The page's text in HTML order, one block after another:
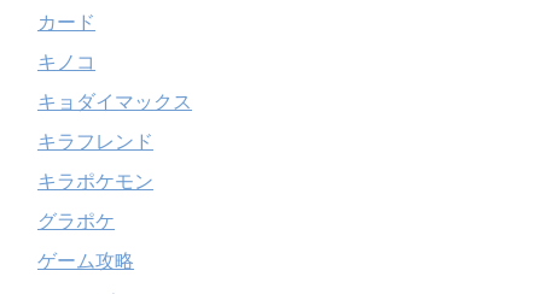
カード
キノコ
キョダイマックス
キラフレンド
キラポケモン
グラポケ
ゲーム攻略